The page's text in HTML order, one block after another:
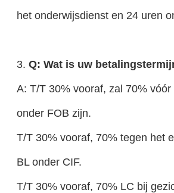
het onderwijsdienst en 24 uren
3. Q: Wat is uw
A: T/T 30% vooraf, zal 70% vóór
onder FOB zijn.
T/T 30% vooraf, 70% tegen het
BL onder CIF.
T/T 30% vooraf, 70% LC bij